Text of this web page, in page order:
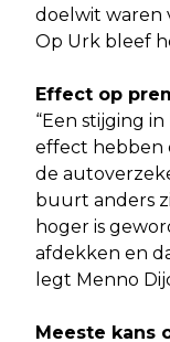
doelwit waren
Op Urk bleef
Effect op
“Een stijging
effect hebben
de
buurt anders
hoger is
afdekken en
legt Menno
Meeste kans